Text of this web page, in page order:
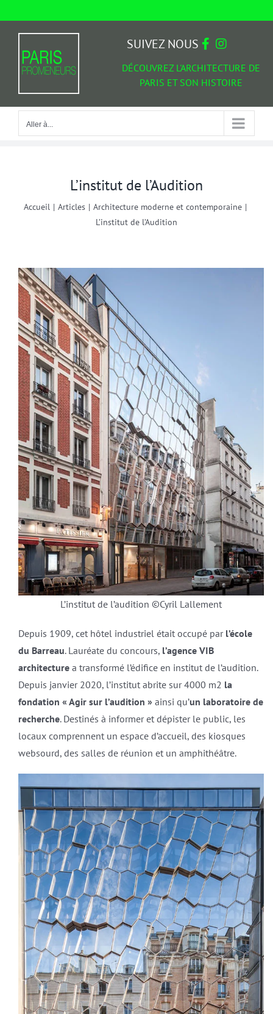
Aller à...
DÉCOUVREZ L'ARCHITECTURE DE
PARIS ET SON HISTOIRE
SUIVEZ NOUS
Aller à...
L’institut de l’Audition
Accueil | Articles | Architecture moderne et contemporaine |
L’institut de l’Audition
L’institut de l’audition ©Cyril Lallement
Depuis 1909, cet hôtel industriel était occupé par l’école
du Barreau. Lauréate du concours, l’agence VIB
architecturea transformé l’édifice en institut de l’audition.
Depuis janvier 2020, l’institut abrite sur 4000 m2 la
fondation « Agir sur l’audition »ainsi qu’un laboratoire de
recherche. Destinés à informer et dépister le public, les
locaux comprennent un espace d’accueil, des kiosques
websourd, des salles de réunion et un amphithéâtre.